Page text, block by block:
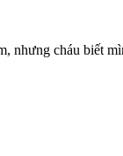
nhưng cháu biết